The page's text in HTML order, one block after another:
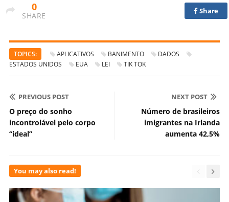
0
SHARE
Share
TOPICS: APLICATIVOS BANIMENTO
DADOS
ESTADOS UNIDOS
EUA LEI TIK TOK
PREVIOUS POST
O preço do sonho
incontrolável pelo corpo
“ideal”
NEXT POST
Número de brasileiros
imigrantes na Irlanda
aumenta 42,5%
You may also read!